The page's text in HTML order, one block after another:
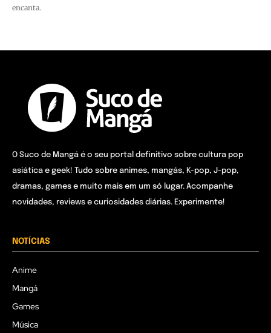
encanta.
O Suco de Mangá é o seu portal definitivo sobre cultura pop
asiática e geek! Tudo sobre animes, mangás, K-pop, J-pop,
dramas, games e muito mais em um só lugar. Acompanhe
novidades, reviews e curiosidades diárias. Experimente!
NOTÍCIAS
Anime
Mangá
Games
Música